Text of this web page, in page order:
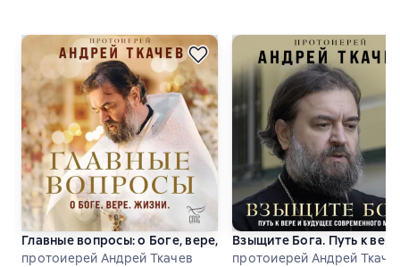
Главные вопросы: о Боге, вере, жизни
протоиерей Андрей Ткачев
Взыщите Бога. Путь к
протоиерей Андрей